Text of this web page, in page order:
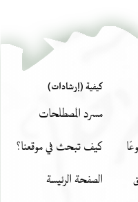
שאני מודה בפניכם
בלא אונס ולא טעות
שלם ובנפש חפצה ובגוף
מיד אהרן הנזכר
זהוב טובים שקולים
كيفية (إرشادات)
مسرد المصطلحات
كيف تبحث في موقعنا؟
الصفحة الرئيسة